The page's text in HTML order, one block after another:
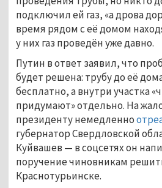
подключил ей газ, «а дрова
время рядом с её домом
у них газ проведён уже давно.
Путин в ответ заявил, что
будет решена: трубу до её
бесплатно, а внутри участка
придумают» отдельно. На
президенту немедленно
губернатор Свердловской
Куйвашев — в соцсетях он
поручение чиновникам
Краснотурьинске.